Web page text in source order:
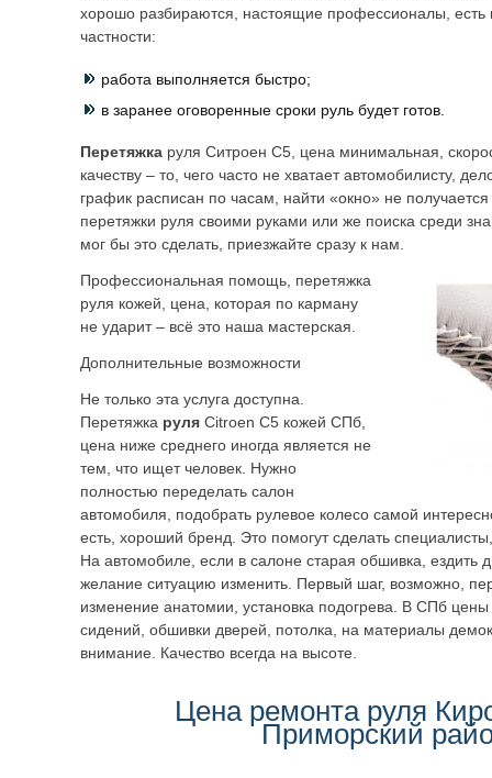
хорошо разбираются, настоящие профессионалы, есть
частности:
работа выполняется быстро;
в заранее оговоренные сроки руль будет готов.
Перетяжка руля Ситроен С5, цена минимальная,
качеству – то, чего часто не хватает автомобилисту,
график расписан по часам, найти «окно» не
перетяжки руля своими руками или же поиска среди
мог бы это сделать, приезжайте сразу к нам.
Профессиональная помощь, перетяжка
руля кожей, цена, которая по карману
не ударит – всё это наша мастерская.
Дополнительные возможности
Не только эта услуга доступна.
Перетяжка руля Citroen C5 кожей СПб,
цена ниже среднего иногда является не
тем, что ищет человек. Нужно
полностью переделать салон
автомобиля, подобрать рулевое колесо самой
есть, хороший бренд. Это помогут сделать
На автомобиле, если в салоне старая обшивка, ездить
желание ситуацию изменить. Первый шаг, возможно,
изменение анатомии, установка подогрева. В СПб
сидений, обшивки дверей, потолка, на материалы
внимание. Качество всегда на высоте.
Цена ремонта руля
Приморский